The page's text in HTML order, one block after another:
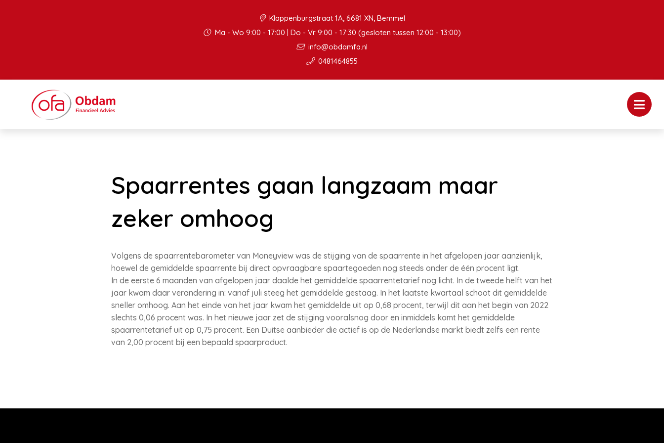
Klappenburgstraat 1A, 6681 XN, Bemmel
Ma - Wo 9:00 - 17:00 | Do - Vr 9:00 - 17:30 (gesloten tussen 12:00 - 13:00)
info@obdamfa.nl
0481464855
Spaarrentes gaan langzaam maar
zeker omhoog
Volgens de spaarrentebarometer van Moneyview was de stijging van de spaarrente in het afgelopen jaar aanzienlijk,
hoewel de gemiddelde spaarrente bij direct opvraagbare spaartegoeden nog steeds onder de één procent ligt.
In de eerste 6 maanden van afgelopen jaar daalde het gemiddelde spaarrentetarief nog licht. In de tweede helft van het
jaar kwam daar verandering in: vanaf juli steeg het gemiddelde gestaag. In het laatste kwartaal schoot dit gemiddelde
sneller omhoog. Aan het einde van het jaar kwam het gemiddelde uit op 0,68 procent, terwijl dit aan het begin van 2022
slechts 0,06 procent was. In het nieuwe jaar zet de stijging vooralsnog door en inmiddels komt het gemiddelde
spaarrentetarief uit op 0,75 procent. Een Duitse aanbieder die actief is op de Nederlandse markt biedt zelfs een rente
van 2,00 procent bij een bepaald spaarproduct.